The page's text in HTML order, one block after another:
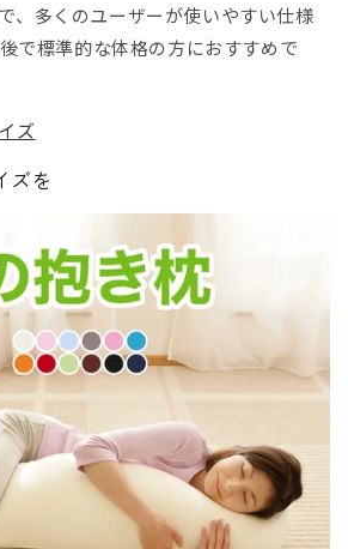
、多くのユーザーが使いやすい仕様
で標準的な体格の方におすすめで
ズ
ズを